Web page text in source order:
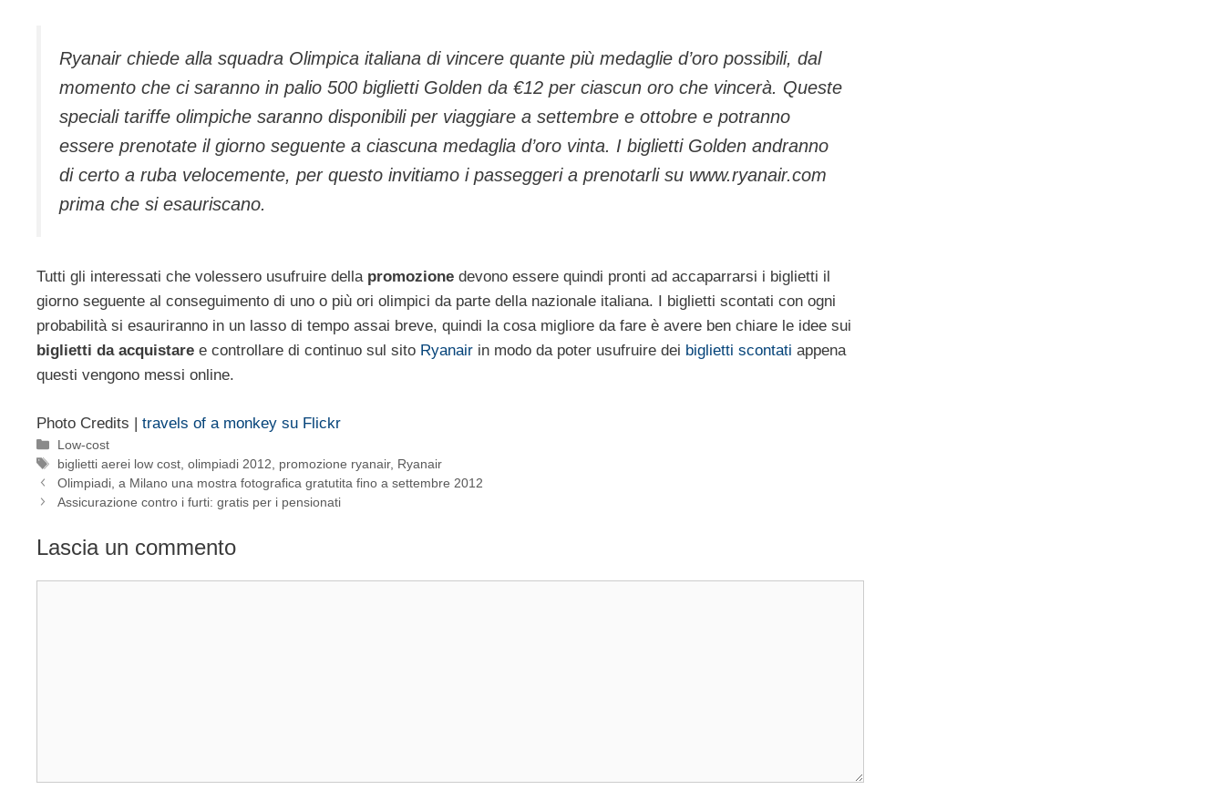
Ryanair chiede alla squadra Olimpica italiana di vincere quante più medaglie d’oro possibili, dal
momento che ci saranno in palio 500 biglietti Golden da €12 per ciascun oro che vincerà. Queste
speciali tariffe olimpiche saranno disponibili per viaggiare a settembre e ottobre e potranno
essere prenotate il giorno seguente a ciascuna medaglia d’oro vinta. I biglietti Golden andranno
di certo a ruba velocemente, per questo invitiamo i passeggeri a prenotarli su www.ryanair.com
prima che si esauriscano.
Tutti gli interessati che volessero usufruire della promozione devono essere quindi pronti ad accaparrarsi i biglietti il
giorno seguente al conseguimento di uno o più ori olimpici da parte della nazionale italiana. I biglietti scontati con ogni
probabilità si esauriranno in un lasso di tempo assai breve, quindi la cosa migliore da fare è avere ben chiare le idee sui
biglietti da acquistare e controllare di continuo sul sito Ryanair in modo da poter usufruire dei biglietti scontati appena
questi vengono messi online.
Photo Credits | travels of a monkey su Flickr
Categorie
Low-cost
Tag
biglietti aerei low cost ,olimpiadi 2012 promozione ryanair, Ryanair
Olimpiadi, a Milano una mostra fotografica gratutita fino a settembre 2012
Assicurazione contro i furti: gratis per i pensionati
Lascia un commento